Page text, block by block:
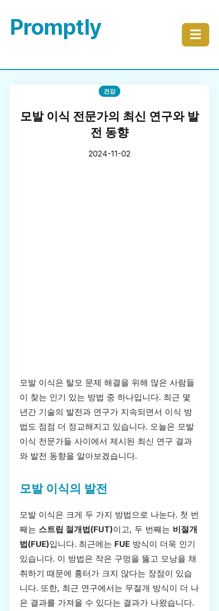
Promptly ☰
건강
모발 이식 전문가의 최신 연구와 발
전 동향
2024-11-02
모발 이식은 탈모 문제 해결을 위해 많은 사람들
이 찾는 인기 있는 방법 중 하나입니다. 최근 몇
년간 기술의 발전과 연구가 지속되면서 이식 방
법도 점점 더 정교해지고 있습니다. 오늘은 모발
이식 전문가들 사이에서 제시된 최신 연구 결과
와 발전 동향을 알아보겠습니다.
모발 이식의 발전
모발 이식은 크게 두 가지 방법으로 나눈다. 첫 번
째는 스트립 절개법(FUT)이고, 두 번째는 비절개
법(FUE)입니다. 최근에는 FUE 방식이 더욱 인기
있습니다. 이 방법은 작은 구멍을 뚫고 모낭을 채
취하기 때문에 흉터가 크지 않다는 장점이 있습
니다. 또한, 최근 연구에서는 무절개 방식이 더 나
은 결과를 가져올 수 있다는 결과가 나왔습니다.